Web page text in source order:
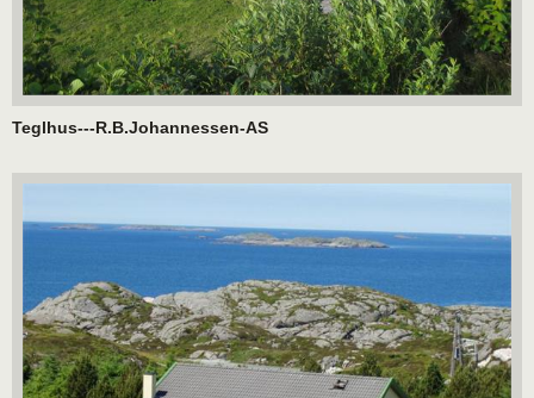
Teglhus---R.B.Johannessen-AS